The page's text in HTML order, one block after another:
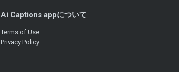
Ai Captions appについて
Terms of Use
Privacy Policy